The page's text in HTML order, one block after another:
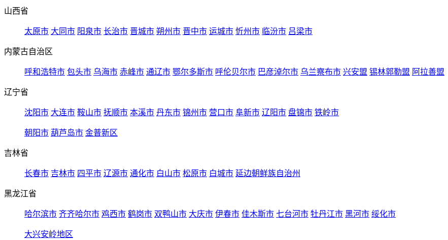
山西省
太原市 大同市 阳泉市 长治市 晋城市 朔州市 晋中市 运城市 忻州市 临汾市 吕梁市
内蒙古自治区
呼和浩特市 包头市 乌海市 赤峰市 通辽市 鄂尔多斯市 呼伦贝尔市 巴彦淖尔市 乌兰察布市 兴安盟 锡林郭勒盟 阿拉善盟
辽宁省
沈阳市 大连市 鞍山市 抚顺市 本溪市 丹东市 锦州市 营口市 阜新市 辽阳市 盘锦市 铁岭市
朝阳市 葫芦岛市 金普新区
吉林省
长春市 吉林市 四平市 辽源市 通化市 白山市 松原市 白城市 延边朝鲜族自治州
黑龙江省
哈尔滨市 齐齐哈尔市 鸡西市 鹤岗市 双鸭山市 大庆市 伊春市 佳木斯市 七台河市 牡丹江市 黑河市 绥化市
大兴安岭地区